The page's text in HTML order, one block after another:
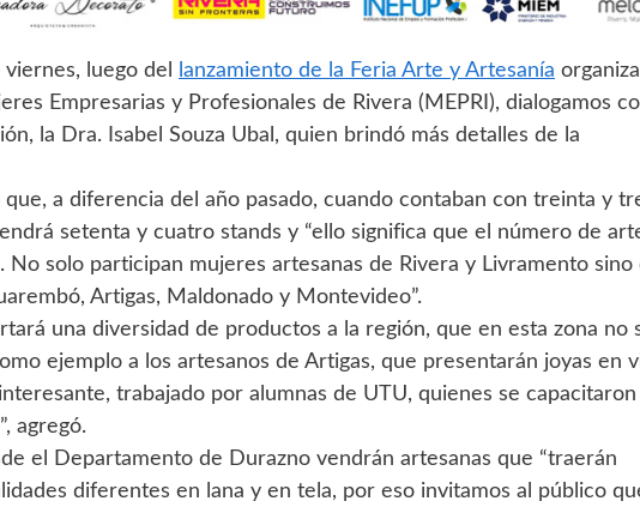
viernes, luego del lanzamiento de la Feria Arte y Artesanía
Empresarias y Profesionales de Rivera (MEPRI), dialogamos
la Dra. Isabel Souza Ubal, quien brindó más detalles de la
que, a diferencia del año pasado, cuando contaban con treinta y
setenta y cuatro stands y “ello significa que el número de
No solo participan mujeres artesanas de Rivera y Livramento sino
Artigas, Maldonado y Montevideo”.
una diversidad de productos a la región, que en esta zona no
ejemplo a los artesanos de Artigas, que presentarán joyas en
trabajado por alumnas de UTU, quienes se capacitaron
agregó.
el Departamento de Durazno vendrán artesanas que “traerán
diferentes en lana y en tela, por eso invitamos al público